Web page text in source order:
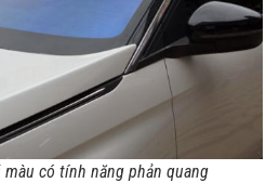
có tính năng phản quang